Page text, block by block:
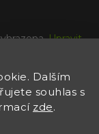
Dalším
souhlas s
zde.
Upravit